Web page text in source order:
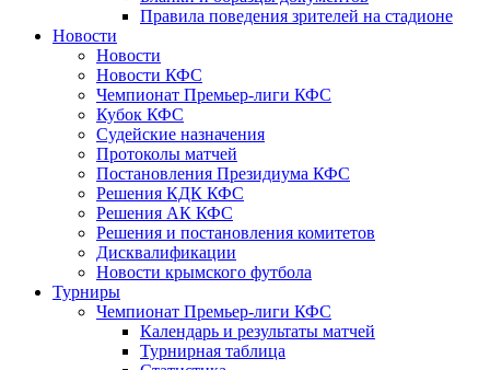
Правила поведения зрителей на стадионе
Новости
Новости
Новости КФС
Чемпионат Премьер-лиги КФС
Кубок КФС
Судейские назначения
Протоколы матчей
Постановления Президиума КФС
Решения КДК КФС
Решения АК КФС
Решения и постановления комитетов
Дисквалификации
Новости крымского футбола
Турниры
Чемпионат Премьер-лиги КФС
Календарь и результаты матчей
Турнирная таблица